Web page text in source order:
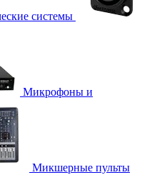
системы
Микрофоны и
Микшерные пульты